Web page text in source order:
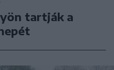
tartják a